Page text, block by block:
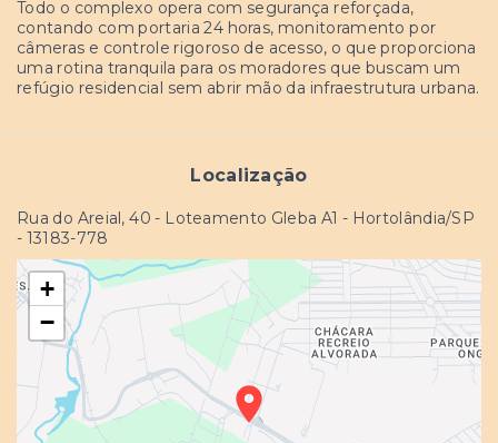
Todo o complexo opera com segurança reforçada,
contando com portaria 24 horas, monitoramento por
câmeras e controle rigoroso de acesso, o que proporciona
uma rotina tranquila para os moradores que buscam um
refúgio residencial sem abrir mão da infraestrutura urbana.
Localização
Rua do Areial, 40 - Loteamento Gleba A1 - Hortolândia/SP
- 13183-778
+
−